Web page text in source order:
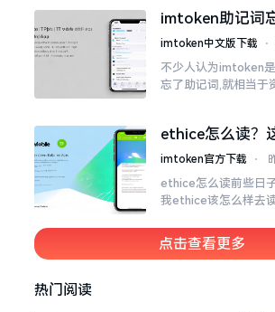
李鹏
imtoken助记词
这招能救你
imtoken中文版下载 ⋅
不少人认为imtoken
忘了助记词,就相当于
于网络连接状态
ethice怎么读？
啥，别搞错了
imtoken官方下载 ⋅
ethice怎么读前些日
我ethice该怎么样去
着模样感觉像是
呢拼写方面却少了一个
点击查看更多
热门阅读